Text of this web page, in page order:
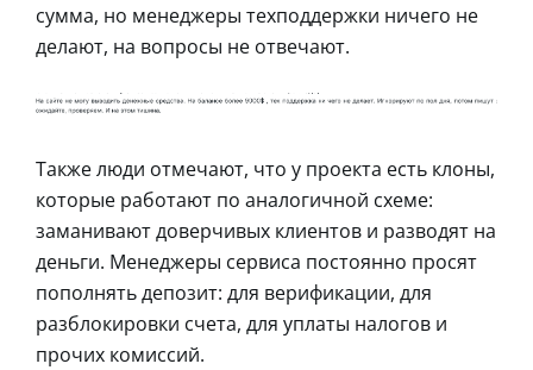
сумма, но менеджеры техподдержки ничего не
делают, на вопросы не отвечают.
Также люди отмечают, что у проекта есть клоны,
которые работают по аналогичной схеме:
заманивают доверчивых клиентов и разводят на
деньги. Менеджеры сервиса постоянно просят
пополнять депозит: для верификации, для
разблокировки счета, для уплаты налогов и
прочих комиссий.